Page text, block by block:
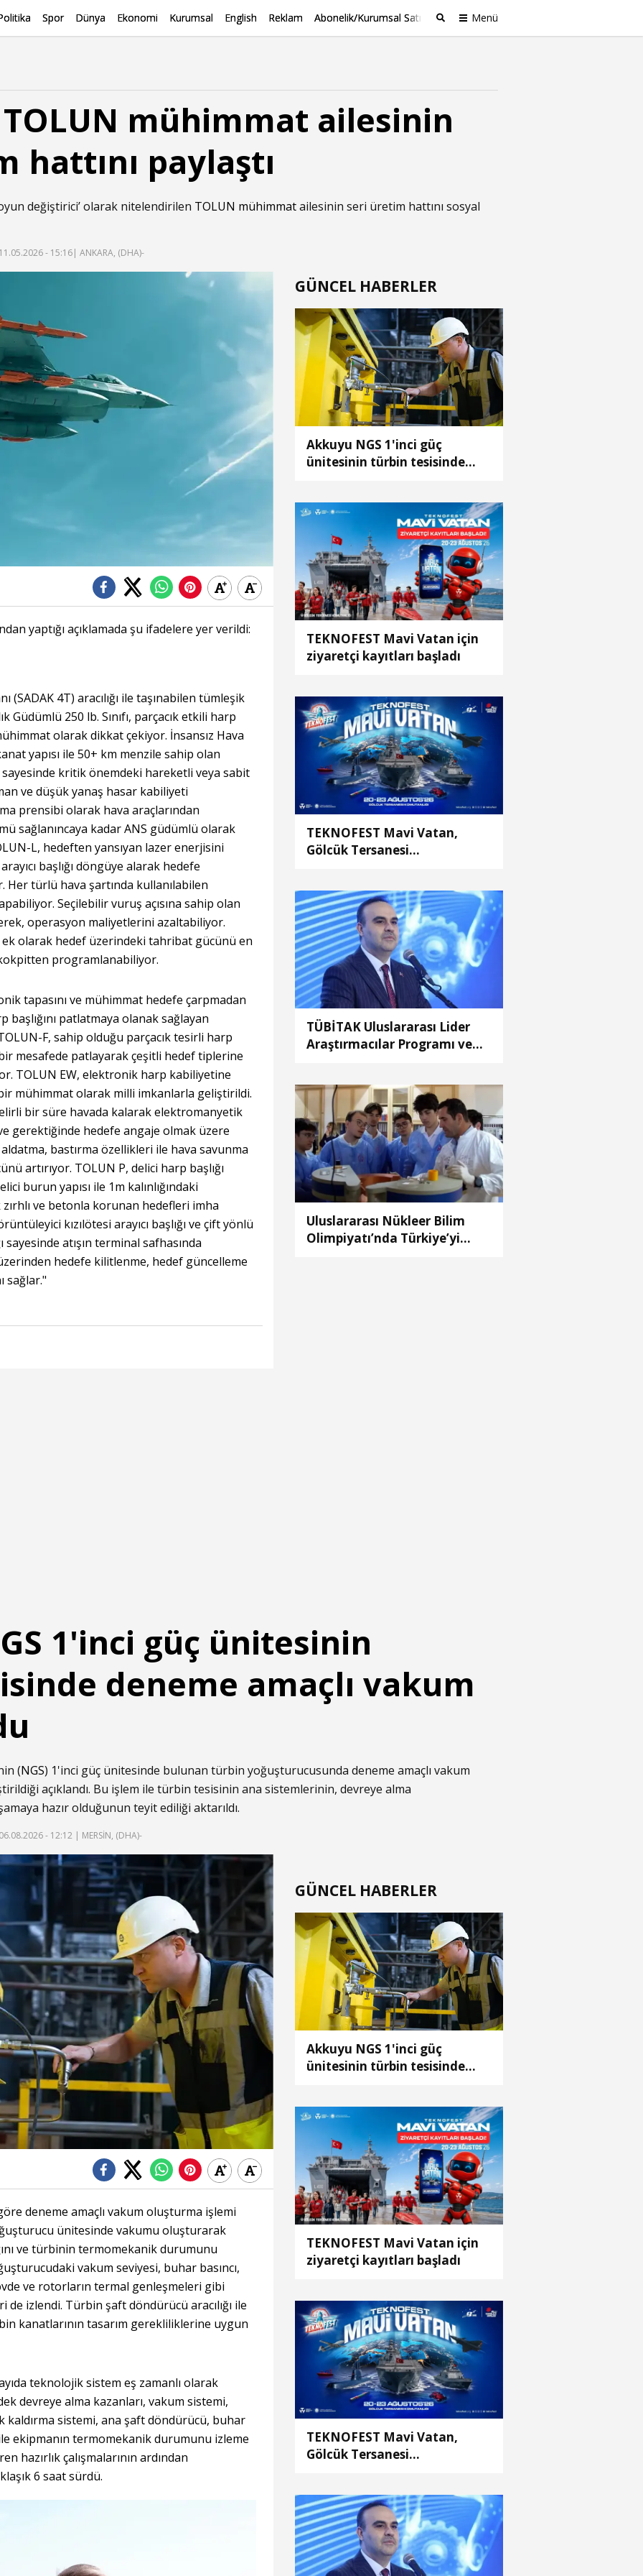
Spor Dünya Ekonomi Kurumsal English Reklam Abonelik/Kurumsal Satış Menü
TOLUN mühimmat ailesinin
hattını paylaştı
değiştirici’ olarak nitelendirilen TOLUN mühimmatailesinin seri üretim hattını sosyal
- 15:16| ANKARA, (DHA)-
yaptığı açıklamada şu ifadelere yer verildi:
(SADAK 4T) aracılığı ile taşınabilen tümleşik
Güdümlü 250 lb. Sınıfı, parçacık etkili harp
olarak dikkat çekiyor. İnsansız Hava
yapısı ile 50+ km menzile sahip olan
sayesinde kritik önemdeki hareketli veya sabit
ve düşük yanaş hasar kabiliyeti
prensibi olarak hava araçlarından
sağlanıncaya kadar ANS güdümlü olarak
L, hedeften yansıyan lazer enerjisini
başlığı döngüye alarak hedefe
Her türlü hava şartında kullanılabilen
Seçilebilir vuruş açısına sahip olan
operasyon maliyetlerini azaltabiliyor.
olarak hedef üzerindeki tahribat gücünü en
programlanabiliyor.
tapasını ve mühimmat hedefe çarpmadan
patlatmaya olanak sağlayan
F, sahip olduğu parçacık tesirli harp
mesafede patlayarak çeşitli hedef tiplerine
TOLUN EW, elektronik harp kabiliyetine
mühimmat olarak milli imkanlarla geliştirildi.
bir süre havada kalarak elektromanyetik
gerektiğinde hedefe angaje olmak üzere
aldatma, bastırma özellikleri ile hava savunma
artırıyor. TOLUN P, delici harp başlığı
burun yapısı ile 1m kalınlığındaki
ve betonla korunan hedefleri imha
kızılötesi arayıcı başlığı ve çift yönlü
atışın terminal safhasında
hedefe kilitlenme, hedef güncelleme
sağlar."
GÜNCEL HABERLER
Akkuyu NGS 1'inci güç
ünitesinin türbin tesisinde
TEKNOFEST Mavi Vatan için
ziyaretçi kayıtları başladı
TEKNOFEST Mavi Vatan,
Gölcük Tersanesi
TÜBİTAK Uluslararası Lider
Araştırmacılar Programı ve
sonuçları açıklandı
Uluslararası Nükleer Bilim
Olimpiyatı’nda Türkiye’yi
1'inci güç ünitesinin
deneme amaçlı vakum
(NGS) 1'inci güç ünitesinde bulunan türbin yoğuşturucusunda deneme amaçlı vakum
açıklandı. Bu işlem ile türbin tesisinin ana sistemlerinin, devreye alma
hazır olduğunun teyit ediliği aktarıldı.
- 12:12 | MERSİN, (DHA)-
deneme amaçlı vakum oluşturma işlemi
ünitesinde vakumu oluşturarak
ve türbinin termomekanik durumunu
vakum seviyesi, buhar basıncı,
ve rotorların termal genleşmeleri gibi
de izlendi. Türbin şaft döndürücü aracılığı ile
kanatlarının tasarım gerekliliklerine uygun
teknolojik sistem eş zamanlı olarak
devreye alma kazanları, vakum sistemi,
kaldırma sistemi, ana şaft döndürücü, buhar
ekipmanın termomekanik durumunu izleme
hazırlık çalışmalarının ardından
6 saat sürdü.
GÜNCEL HABERLER
Akkuyu NGS 1'inci güç
ünitesinin türbin tesisinde
TEKNOFEST Mavi Vatan için
ziyaretçi kayıtları başladı
TEKNOFEST Mavi Vatan,
Gölcük Tersanesi